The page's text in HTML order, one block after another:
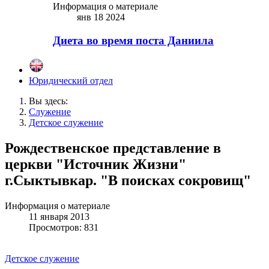
Информация о материале
янв 18 2024
Диета во время поста Даниила
Юридический отдел
Вы здесь:
Служение
Детское служение
Рождественское представление в
церкви "Источник Жизни"
г.Сыктывкар. "В поисках сокровищ"
Информация о материале
11 января 2013
Просмотров: 831
Детское служение